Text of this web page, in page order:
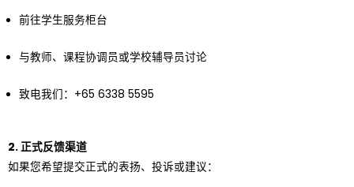
前往学生服务柜台
与教师、课程协调员或学校辅导员讨论
致电我们：+65 6338 5595
2. 正式反馈渠道
如果您希望提交正式的表扬、投诉或建议：